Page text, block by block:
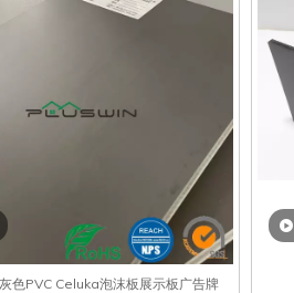
色PVC Celuka泡沫板展示板广告牌